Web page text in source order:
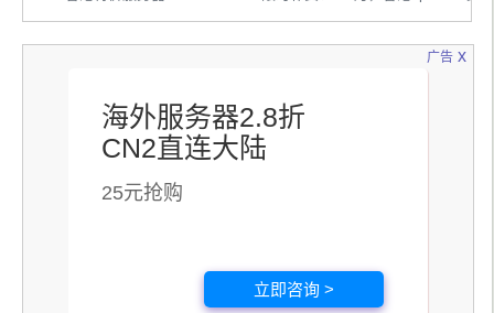
广告
海外服务器2.8折
CN2直连大陆
25元抢购
立即咨询 >
x